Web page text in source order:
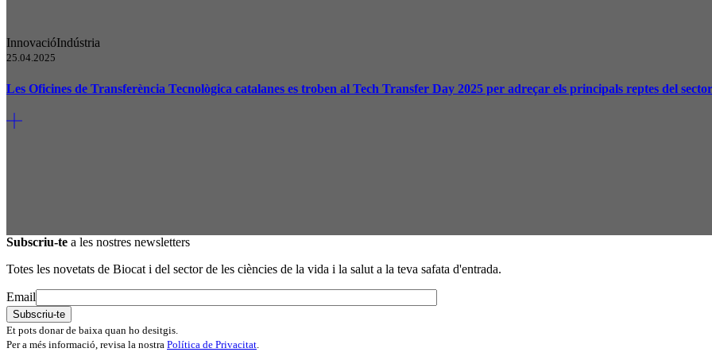
InnovacióIndústria
25.04.2025
Les Oficines de Transferència Tecnològica catalanes es troben al Tech Transfer Day 2025 per adreçar els principals reptes del sector
Subscriu-te a les nostres newsletters
Totes les novetats de Biocat i del sector de les ciències de la vida i la salut a la teva safata d'entrada.
Email
Et pots donar de baixa quan ho desitgis.
Per a més informació, revisa la nostra Política de Privacitat